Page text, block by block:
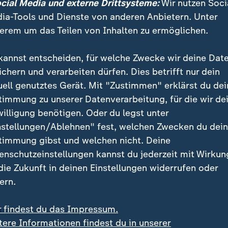
und 360 Bäume wurden an den 100 Meter hohen
eines Neubaus gepflanzt. Stabil bei Sturm,
für Wassermassen bei Starkregen. "Am Anfang
nie, aber inzwischen muss ich sagen, es
für das Leben in der Stadt." Die Pflanzen
und sind laut Berechnungen für die Luftqualität
erforscht die Vegetationsökologin Barbara
von Auwäldern, also Wälder an Flussufern. In
Media und externe Drittsysteme:Wir nutzen
Tools und Dienste von anderen Anbietern. Unter
um das Teilen von Inhalten zu ermöglichen.
entscheiden, für welche Zwecke wir deine
und verarbeiten dürfen. Dies betrifft nur dein
genutztes Gerät. Mit "Zustimmen" erklärst du
zu unserer Datenverarbeitung, für die wir
benötigen. Oder du legst unter
Ablehnen" fest, welchen Zwecken du
gibst und welchen nicht. Deine
kannst du jederzeit mit
Zukunft in deinen Einstellungen widerrufen oder
findest du das Impressum.
Informationen findest du in unserer